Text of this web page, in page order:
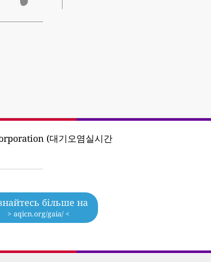
(대기오염실시간
більше на
> aqicn.org/gaia/ <